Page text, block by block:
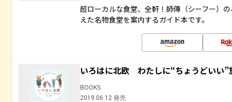
超ローカルな食堂、全軒！師傳（シーフー）
えた名物食堂を案内するガイド本です。
いろはに北欧 わたしに“ちょうどいい”
BOOKS
2019.06.12 発売